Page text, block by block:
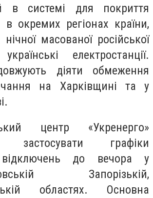
в системі для покриття
окремих регіонах країни,
масованої російської
електростанції.
діяти обмеження
на Харківщині та у
центр «Укренерго»
застосувати графіки
відключень до вечора у
Запорізькій,
областях. Основна